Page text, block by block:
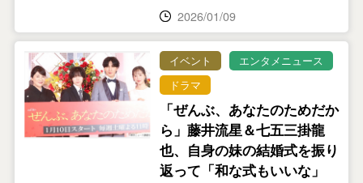
2026/01/09
イベント
エンタメニュース
ドラマ
「ぜんぶ、あなたのためだか
ら」藤井流星＆七五三掛龍
也、自身の妹の結婚式を振り
返って「和な式もいいな」